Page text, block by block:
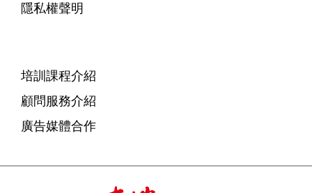
隱私權聲明
培訓課程介紹
顧問服務介紹
廣告媒體合作